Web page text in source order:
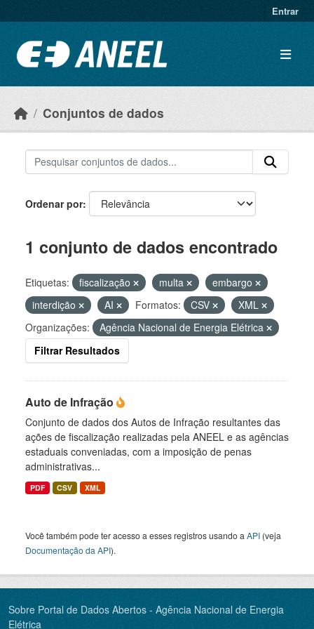
Entrar
Conjuntos de dados
Ordenar por
1 conjunto de dados encontrado
Etiquetas: fiscalização multa
embargo
interdição
AI Formatos: CSV
XML
Organizações:
Agência Nacional de Energia Elétrica
Filtrar Resultados
Auto de Infração
Conjunto de dados dos Autos de Infração resultantes das
ações de fiscalização realizadas pela ANEEL e as agências
estaduais conveniadas, com a imposição de penas
administrativas...
PDF CSV XML
Você também pode ter acesso a esses registros usando a API (veja
Documentação da API).
Sobre Portal de Dados Abertos - Agência Nacional de Energia
Elétrica